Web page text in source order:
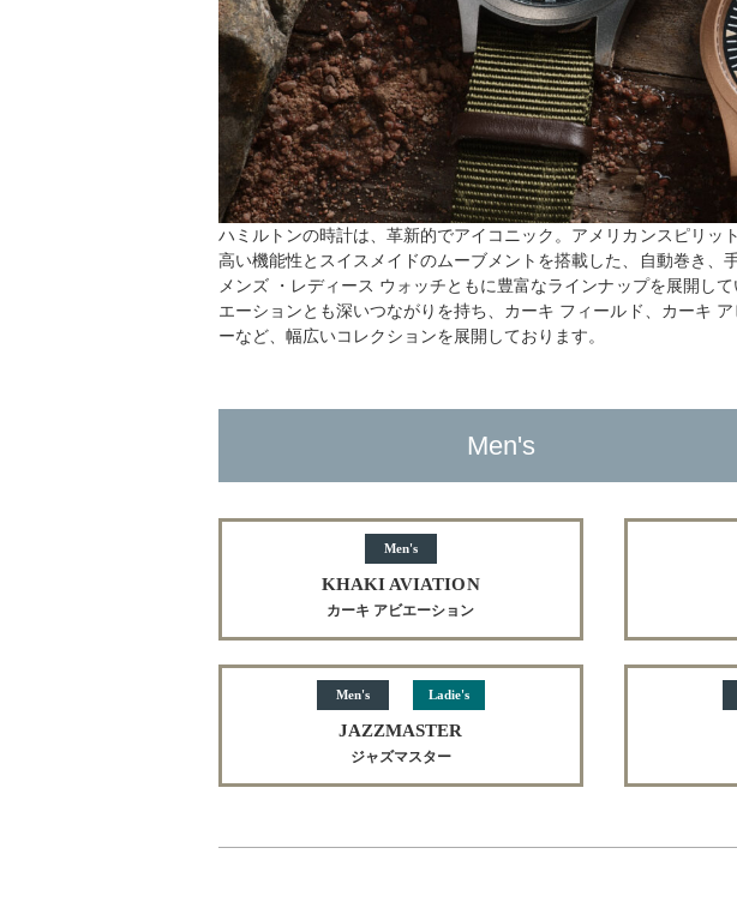
ハミルトンの時計は、革新的でアイコニック。アメリカンスピリッ
高い機能性とスイスメイドのムーブメントを搭載した、自動巻き、
メンズ ・レディース ウォッチともに豊富なラインナップを展開し
エーションとも深いつながりを持ち、カーキ フィールド、カーキ
ーなど、幅広いコレクションを展開しております。
Men's
Men's
KHAKI AVIATION
カーキ アビエーション
Men's Ladie's
JAZZMASTER
ジャズマスター